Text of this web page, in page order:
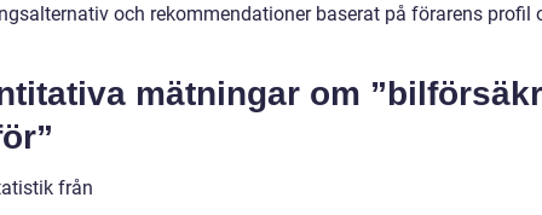
och rekommendationer baserat på förarens profil
mätningar om
från